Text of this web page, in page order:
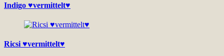
Indigo ♥vermittelt♥
Ricsi ♥vermittelt♥